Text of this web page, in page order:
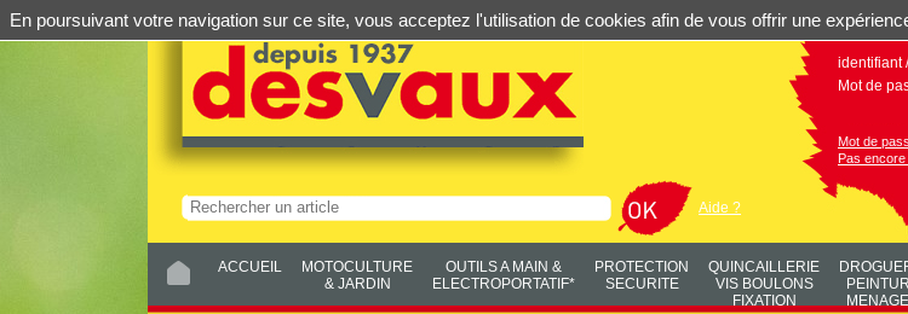
Aide ?
identifiant
Mot de
Mot de
Pas
ACCUEIL
MOTOCULTURE
& JARDIN
OUTILS A MAIN &
ELECTROPORTATIF*
PROTECTION
SECURITE
QUINCAILLERIE
VIS BOULONS
FIXATION
En poursuivant votre navigation sur ce site, vous acceptez l'utilisation de cookies afin de vous offrir une